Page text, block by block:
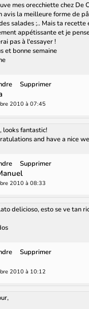
mes orecchiette chez De
avis la meilleure forme de
salades ;.. Mais ta recette
appétissante et je
pas à l'essayer !
et bonne semaine
Supprimer
2010 à 07:45
looks fantastic!
and have a nice
Supprimer
2010 à 08:33
delicioso, esto se ve tan
Supprimer
2010 à 10:12